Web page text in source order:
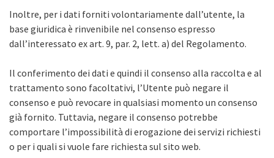
Inoltre, per i dati forniti volontariamente dall’utente, la
base giuridica è rinvenibile nel consenso espresso
dall’interessato ex art. 9, par. 2, lett. a) del Regolamento.
Il conferimento dei dati e quindi il consenso alla raccolta e al
trattamento sono facoltativi, l’Utente può negare il
consenso e può revocare in qualsiasi momento un consenso
già fornito. Tuttavia, negare il consenso potrebbe
comportare l’impossibilità di erogazione dei servizi richiesti
o per i quali si vuole fare richiesta sul sito web.